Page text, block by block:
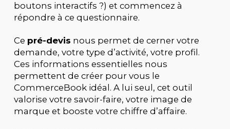
boutons interactifs ?) et commencez à
répondre à ce questionnaire.
Ce pré-devis nous permet de cerner votre
demande, votre type d’activité, votre profil.
Ces informations essentielles nous
permettent de créer pour vous le
CommerceBook idéal. A lui seul, cet outil
valorise votre savoir-faire, votre image de
marque et booste votre chiffre d’affaire.